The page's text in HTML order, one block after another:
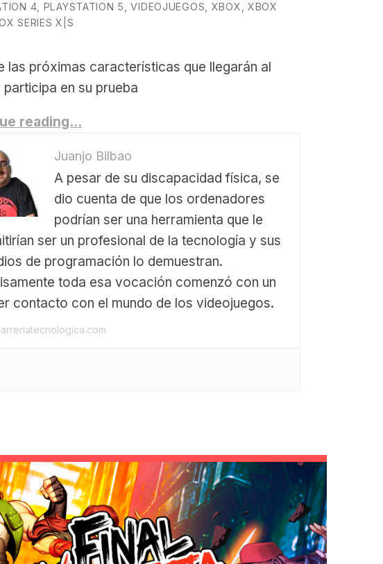
4 PLAYSTATION 5 ,VIDEOJUEGOS XBOX
XBOX
SERIES X|S
las próximas características que llegarán al
participa en su prueba
reading…
Juanjo Bilbao
A pesar de su discapacidad física, se
dio cuenta de que los ordenadores
podrían ser una herramienta que le
ser un profesional de la tecnología y sus
de programación lo demuestran.
toda esa vocación comenzó con un
contacto con el mundo de los videojuegos.